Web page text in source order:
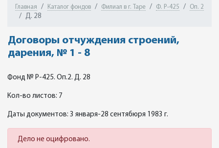
Главная Каталог фондов Филиал в г. Таре Ф. Р-425 Оп. 2
Д. 28
Договоры отчуждения строений,
дарения, № 1 - 8
Фонд № Р-425. Оп.2. Д. 28
Кол-во листов: 7
Даты документов: 3 января-28 сентябюря 1983 г.
Дело не оцифровано.